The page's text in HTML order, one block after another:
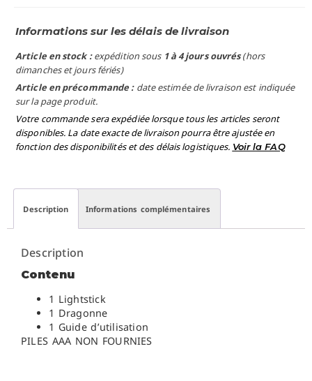
Informations sur les délais de livraison
Article en stock :expédition sous 1 à 4 jours ouvrés(hors
dimanches et jours fériés)
Article en précommande : date estimée de livraison est indiquée
sur la page produit.
Votre commande sera expédiée lorsque tous les articles seront
disponibles. La date exacte de livraison pourra être ajustée en
fonction des disponibilités et des délais logistiques. Voir la FAQ
Description Informations complémentaires
Description
Contenu
1 Lightstick
1 Dragonne
1 Guide d’utilisation
PILES AAA NON FOURNIES